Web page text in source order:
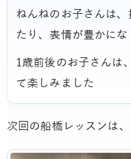
ねんねのお子さんは
たり、表情が豊かにな
1歳前後のお子さんは
て楽しみました
次回の船橋レッスンは